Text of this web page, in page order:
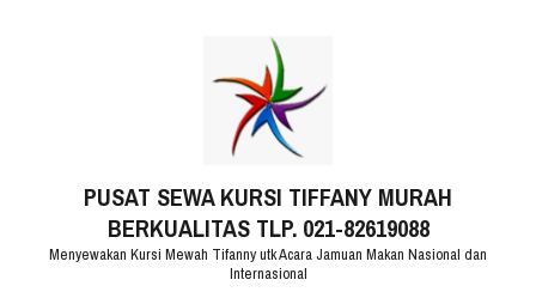
PUSAT SEWA KURSI TIFFANY MURAH
BERKUALITAS TLP. 021-82619088
Menyewakan Kursi Mewah Tifanny utk Acara Jamuan Makan Nasional dan
Internasional